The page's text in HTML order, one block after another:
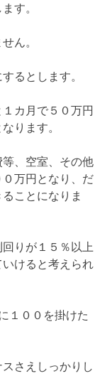
す。
ん。
るとします。
カ月で５０万円
ります。
、空室、その他
万円となり、だ
ことになりま
りが１５％以上
けると考えられ
１００を掛けた
さえしっかりし